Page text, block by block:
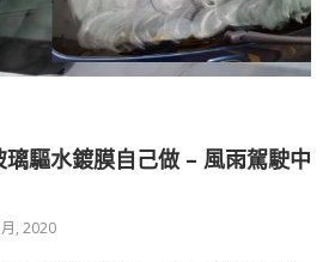
驅水鍍膜自己做 – 風雨駕駛中
, 2020